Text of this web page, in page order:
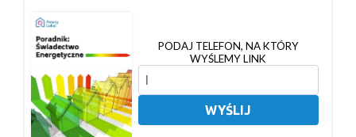
PODAJ TELEFON, NA KTÓRY
WYŚLEMY LINK
WYŚLIJ